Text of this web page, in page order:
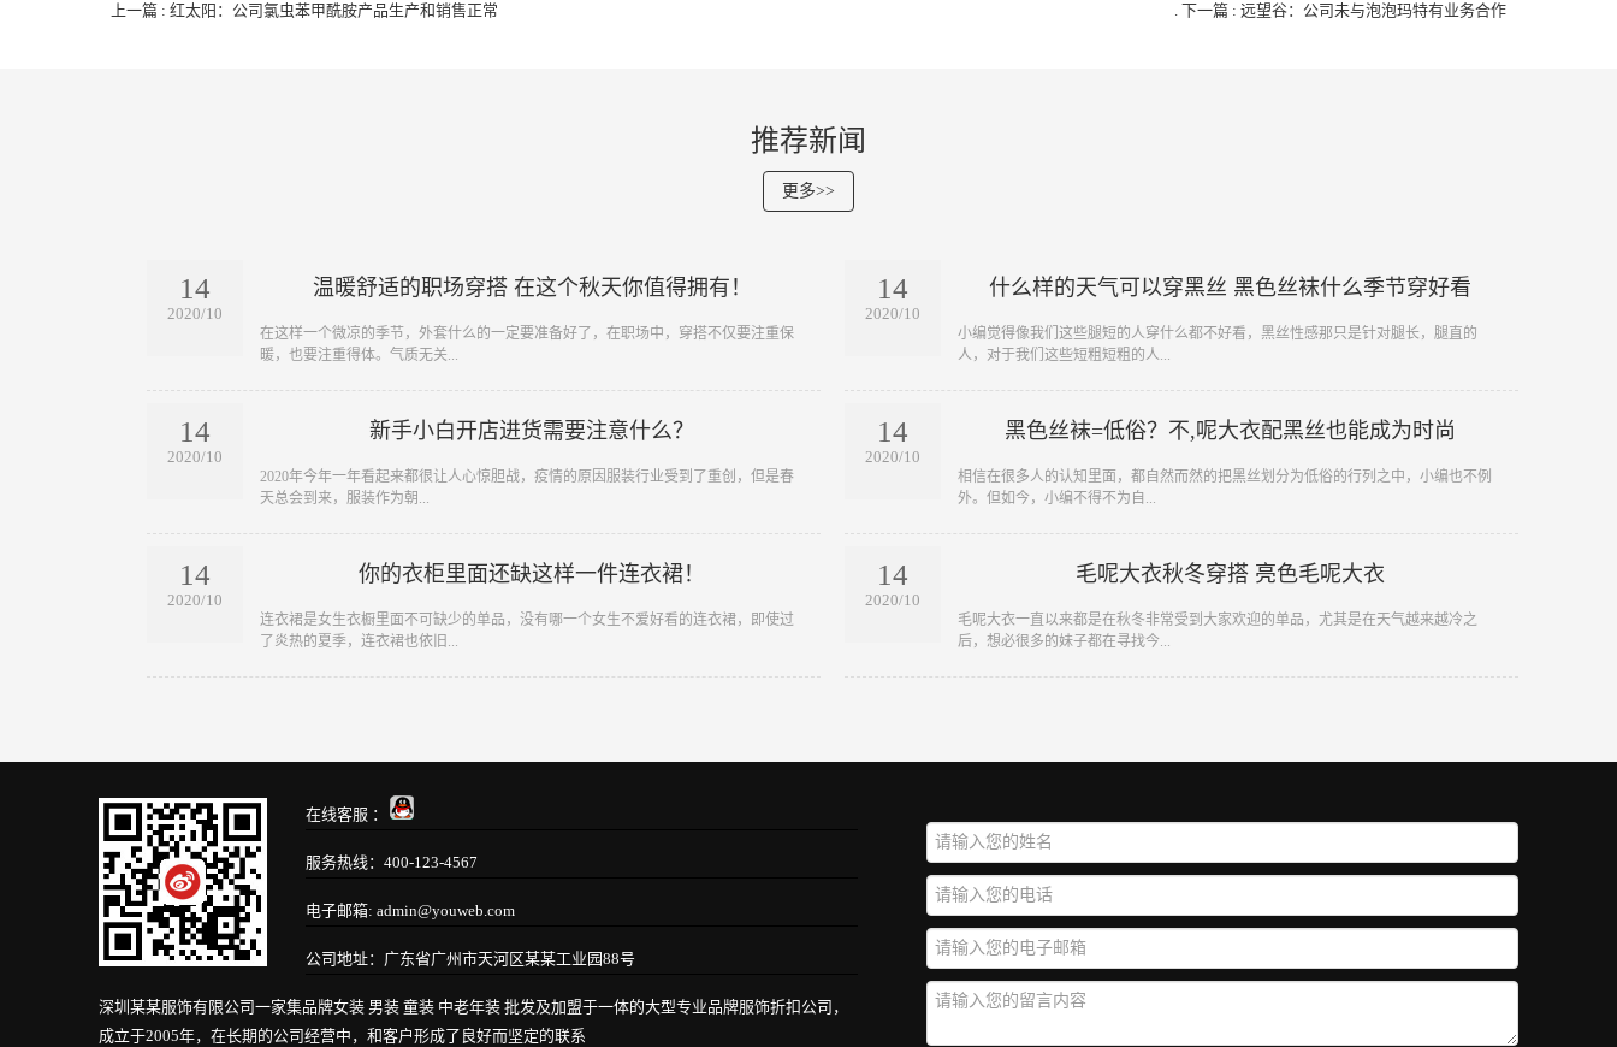
上一篇 : 红太阳：公司氯虫苯甲酰胺产品生产和销售正常 . 下一篇 : 远望谷：公司未与泡泡玛特有业务合作
推荐新闻
更多>>
14
2020/10
温暖舒适的职场穿搭 在这个秋天你值得拥有！
​在这样一个微凉的季节，外套什么的一定要准备好了，在职场中，穿搭不仅要注重保
暖，也要注重得体。气质无关...
14
2020/10
新手小白开店进货需要注意什么？
​2020年今年一年看起来都很让人心惊胆战，疫情的原因服装行业受到了重创，但是春
天总会到来，服装作为朝...
14
2020/10
你的衣柜里面还缺这样一件连衣裙！
​连衣裙是女生衣橱里面不可缺少的单品，没有哪一个女生不爱好看的连衣裙，即使过
了炎热的夏季，连衣裙也依旧...
14
2020/10
什么样的天气可以穿黑丝 黑色丝袜什么季节穿好看
​小编觉得像我们这些腿短的人穿什么都不好看，黑丝性感那只是针对腿长，腿直的
人，对于我们这些短粗短粗的人...
14
2020/10
黑色丝袜=低俗？不,呢大衣配黑丝也能成为时尚
​相信在很多人的认知里面，都自然而然的把黑丝划分为低俗的行列之中，小编也不例
外。但如今，小编不得不为自...
14
2020/10
毛呢大衣秋冬穿搭 亮色毛呢大衣
​毛呢大衣一直以来都是在秋冬非常受到大家欢迎的单品，尤其是在天气越来越冷之
后，想必很多的妹子都在寻找今...
在线客服 ：
服务热线：400-123-4567
电子邮箱: admin@youweb.com
公司地址：广东省广州市天河区某某工业园88号
深圳某某服饰有限公司一家集品牌女装 男装 童装 中老年装 批发及加盟于一体的大型专业品牌服饰折扣公司，
成立于2005年，在长期的公司经营中，和客户形成了良好而坚定的联系